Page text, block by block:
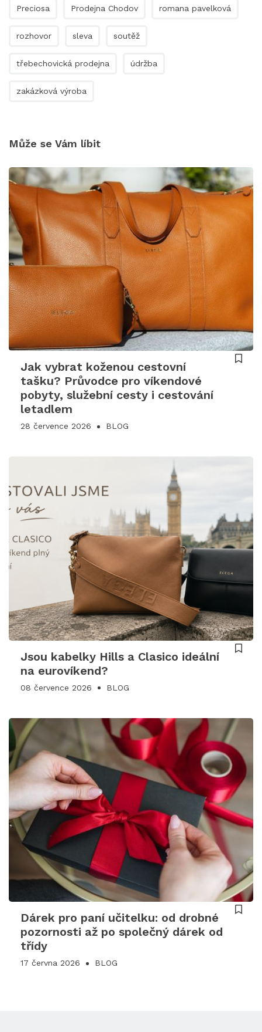
Preciosa Prodejna Chodov romana pavelková
rozhovor sleva soutěž
třebechovická prodejna údržba
zakázková výroba
Může se Vám líbit
Jak vybrat koženou cestovní
tašku? Průvodce pro víkendové
pobyty, služební cesty i cestování
letadlem
28 července 2026 BLOG
Jsou kabelky Hills a Clasico ideální
na eurovíkend?
08 července 2026 BLOG
Dárek pro paní učitelku: od drobné
pozornosti až po společný dárek od
třídy
17 června 2026 BLOG